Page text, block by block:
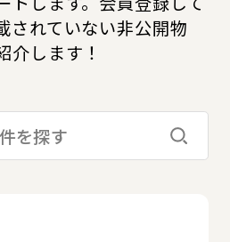
されていない非公開物
介します！
検索す